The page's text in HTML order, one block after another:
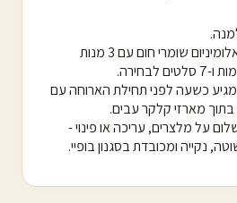
: מגשי אלומיניום שומרי חום עם 3 מנות
כשעה לפני תחילת הארוחה עם
מארזי קלקר עבים.
על מלצרים, עריכה או פינוי -
נקייה ומכובדת בסגנון בופיי.